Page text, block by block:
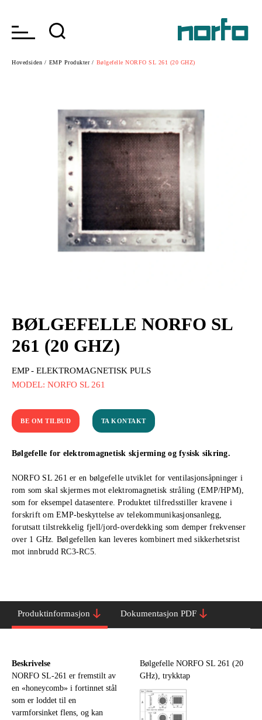
Hovedsiden / EMP Produkter / Bølgefelle NORFO SL 261 (20 GHZ)
BØLGEFELLE NORFO SL
261 (20 GHZ)
EMP - ELEKTROMAGNETISK PULS
MODEL: NORFO SL 261
BE OM TILBUD TA KONTAKT
Bølgefelle for elektromagnetisk skjerming og fysisk sikring.
NORFO SL 261 er en bølgefelle utviklet for ventilasjonsåpninger i
rom som skal skjermes mot elektromagnetisk stråling (EMP/HPM),
som for eksempel datasentere. Produktet tilfredsstiller kravene i
forskrift om EMP-beskyttelse av telekommunikasjonsanlegg,
forutsatt tilstrekkelig fjell/jord-overdekking som demper frekvenser
over 1 GHz. Bølgefellen kan leveres kombinert med sikkerhetsrist
mot innbrudd RC3-RC5.
Produktinformasjon Dokumentasjon PDF
Beskrivelse
NORFO SL-261 er fremstilt av
en «honeycomb» i fortinnet stål
som er loddet til en
varmforsinket flens, og kan
Bølgefelle NORFO SL 261 (20
GHz), trykktap